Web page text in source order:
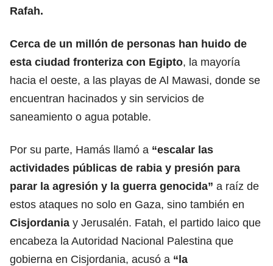
Rafah.
Cerca de un millón de personas han huido de
esta ciudad fronteriza con Egipto, la mayoría
hacia el oeste, a las playas de Al Mawasi, donde se
encuentran hacinados y sin servicios de
saneamiento o agua potable.
Por su parte, Hamás llamó a “escalar las
actividades públicas de rabia y presión para
parar la agresión y la guerra genocida” a raíz de
estos ataques no solo en Gaza, sino también en
Cisjordania y Jerusalén. Fatah, el partido laico que
encabeza la Autoridad Nacional Palestina que
gobierna en Cisjordania, acusó a “la